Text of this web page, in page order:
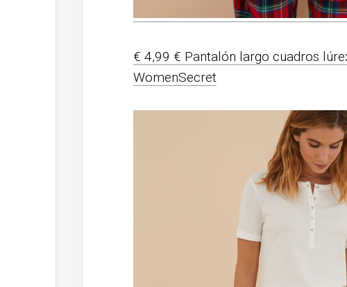
€ 4,99 € Pantalón largo cuadros
WomenSecret